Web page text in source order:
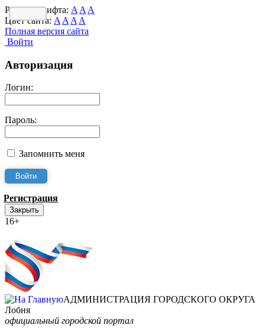
Размер шрифта: A A A
Цвет сайта: A A A A
Полная версия сайта
Войти
Авторизация
Логин:
Пароль:
Запомнить меня
Регистрация
Закрыть
16+
АДМИНИСТРАЦИЯ ГОРОДСКОГО ОКРУГА
Лобня
официальный городской портал